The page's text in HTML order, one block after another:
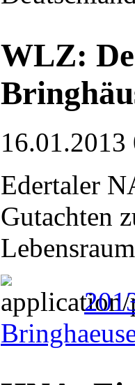
WLZ:
16.01.2013
Edertaler
Gutachten